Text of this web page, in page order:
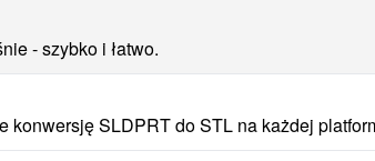
- szybko i łatwo.
konwersję SLDPRT do STL na każdej